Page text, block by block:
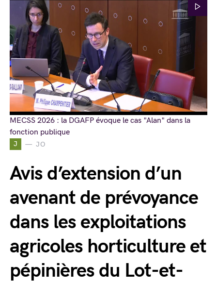
J JO
Avis d’extension d’un
avenant de prévoyance
dans les exploitations
agricoles horticulture et
pépinières du Lot-et-
MECSS 2026 : la DGAFP évoque le cas "Alan" dans la
fonction publique